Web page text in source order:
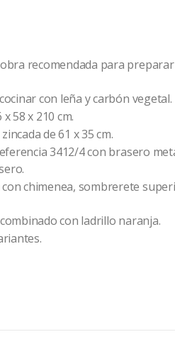
recomendada para
con leña y carbón vegetal.
x 58 x 210 cm.
de 61 x 35 cm.
3412/4 con brasero
con chimenea, sombrerete
con ladrillo naranja.